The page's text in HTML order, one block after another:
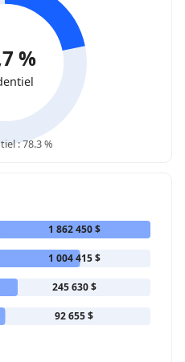
%
: 78.3 %
1 862 450 $
1 004 415 $
245 630 $
92 655 $